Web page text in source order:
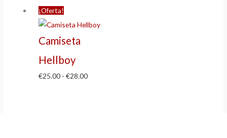
¡Oferta!
Camiseta
Hellboy
€25.00 - €28.00